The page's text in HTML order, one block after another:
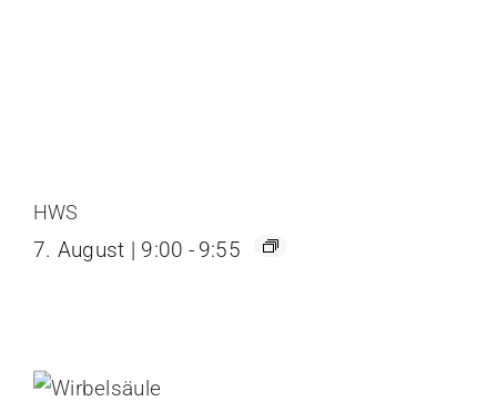
HWS
7. August | 9:00 - 9:55